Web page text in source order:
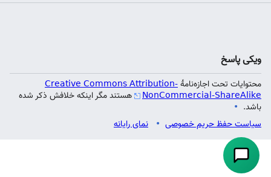
پاسخ
تحت اجازه‌نامهٔCreative Commons Attribution-
NonCommercial- هستند مگر اینکه خلافش ذکر شده
حفظ حریم خصوصی
نمای رایانه